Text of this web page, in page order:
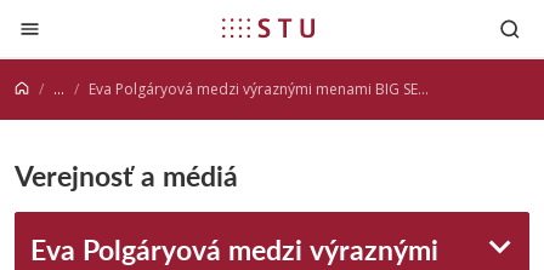
Prejsť na obsah
... Eva Polgáryová medzi výraznými menami BIG SEE 2026: slovenský autorský dizajn na pomedzí remesla, technológie a svetla [konceptmagazin.sk]
Verejnosť a médiá
Eva Polgáryová medzi výraznými